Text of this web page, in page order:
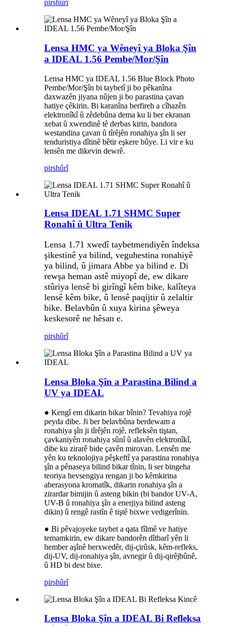
pirshûrî
Lensa HMC ya Wêneyî ya Bloka Şîn
a IDEAL 1.56 Pembe/Mor/Şîn
Lensa HMC ya IDEAL 1.56 Blue Block Photo
Pembe/Mor/Şîn bi taybetî ji bo pêkanîna
daxwazên jiyana nûjen ji bo parastina çavan
hatiye çêkirin. Bi karanîna berfireh a cîhazên
elektronîkî û zêdebûna dema ku li ber ekranan
xebat û xwendinê tê derbas kirin, bandora
westandina çavan û tîrêjên ronahiya şîn li ser
tenduristiya dîtinê bêtir eşkere bûye. Li vir e ku
lensên me dikevin dewrê.
pirshûrî
Lensa IDEAL 1.71 SHMC Super
Ronahî û Ultra Tenik
Lensa 1.71 xwedî taybetmendiyên îndeksa
şikestinê ya bilind, veguhestina ronahiyê
ya bilind, û jimara Abbe ya bilind e. Di
rewşa heman astê miyopî de, ew dikare
stûriya lensê bi girîngî kêm bike, kalîteya
lensê kêm bike, û lensê paqijtir û zelaltir
bike. Belavbûn û xuya kirina şêweya
keskesorê ne hêsan e.
pirshûrî
Lensa Bloka Şîn a Parastina Bilind a
UV ya IDEAL
● Kengî em dikarin bikar bînin? Tevahiya rojê
peyda dibe. Ji ber belavbûna berdewam a
ronahiya şîn ji tîrêjên rojê, refleksên tiştan,
çavkaniyên ronahiya sûnî û alavên elektronîkî,
dibe ku zirarê bide çavên mirovan. Lensên me
yên ku teknolojiya pêşkeftî ya parastina ronahiya
şîn a pênaseya bilind bikar tînin, li ser bingeha
teoriya hevsengiya rengan ji bo kêmkirina
aberasyona kromatîk, dikarin ronahiya şîn a
zirardar bimijin û asteng bikin (bi bandor UV-A,
UV-B û ronahiya şîn a enerjiya bilind asteng
dikin) û rengê rastîn ê tiştê bixwe vedigerînin.
● Bi pêvajoyeke taybet a qata fîlmê ve hatiye
temamkirin, ew dikare bandorên dîtbarî yên li
hember aşînê berxwedêr, dij-çirûsk, kêm-refleks,
dij-UV, dij-ronahiya şîn, avnegir û dij-qirêjbûnê,
û HD bi dest bixe.
pirshûrî
Lensa Bloka Şîn a IDEAL Bi Refleksa